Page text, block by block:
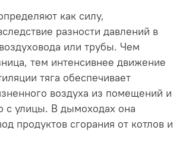
как силу,
разности давлений в
или трубы. Чем
тем интенсивнее движение
тяга обеспечивает
воздуха из помещений и
с улицы. В дымоходах она
продуктов сгорания от котлов и